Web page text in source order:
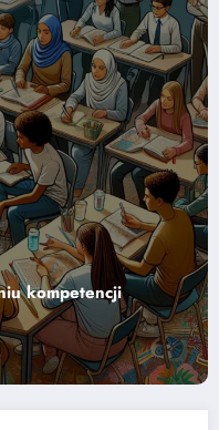
efektywność nauczania